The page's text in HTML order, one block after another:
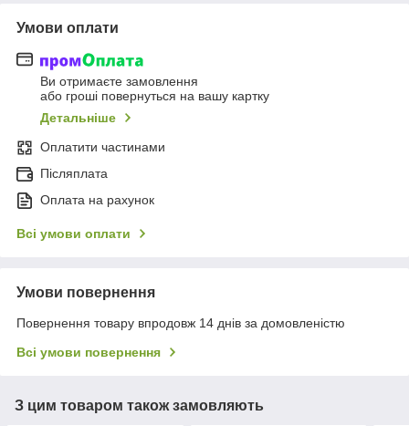
Умови оплати
Ви отримаєте замовлення
або гроші повернуться на вашу картку
Детальніше
Оплатити частинами
Післяплата
Оплата на рахунок
Всі умови оплати
Умови повернення
Повернення товару впродовж 14 днів за домовленістю
Всі умови повернення
З цим товаром також замовляють